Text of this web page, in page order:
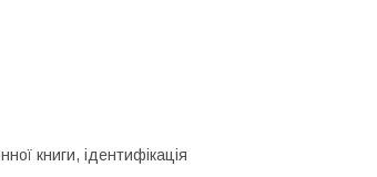
книги, ідентифікація